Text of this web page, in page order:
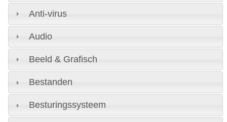
Anti-virus
Audio
Beeld & Grafisch
Bestanden
Besturingssysteem